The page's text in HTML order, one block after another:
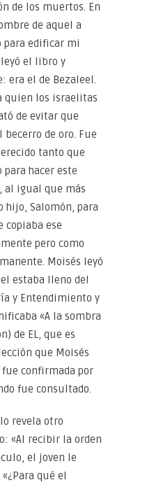
de los muertos. En
de aquel a
para edificar mi
el libro y
era el de Bezaleel.
quien los israelitas
de evitar que
de oro. Fue
tanto que
hacer este
al igual que más
hijo, Salomón, para
copiaba ese
pero como
Moisés leyó
estaba lleno del
y Entendimiento y
«A la sombra
de EL, que es
que Moisés
confirmada por
fue consultado.
revela otro
«Al recibir la orden
el joven le
qué el